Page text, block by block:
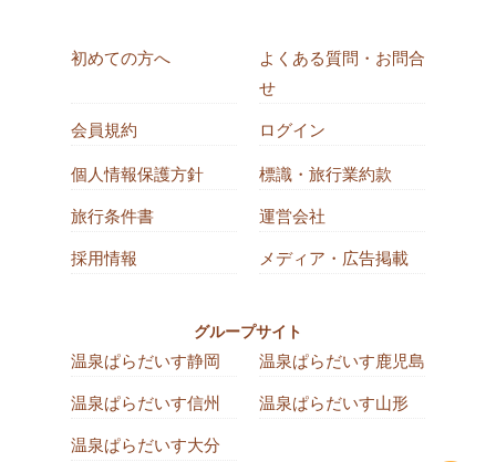
初めての方へ
よくある質問・お問合
せ
会員規約 ログイン
個人情報保護方針 標識・旅行業約款
旅行条件書 運営会社
採用情報 メディア・広告掲載
グループサイト
温泉ぱらだいす静岡 温泉ぱらだいす鹿児島
温泉ぱらだいす信州 温泉ぱらだいす山形
温泉ぱらだいす大分